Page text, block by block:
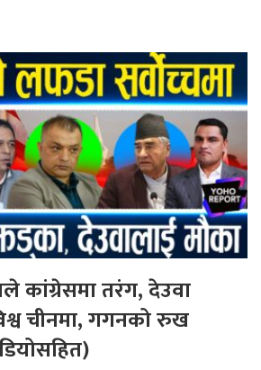
कांग्रेसमा तरंग, देउवा
चीनमा, गगनको रुख